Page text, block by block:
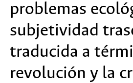
problemas
subjetividad
traducida a
revolución y la